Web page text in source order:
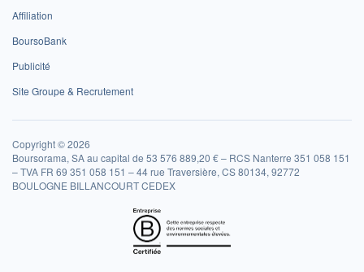
Affiliation
BoursoBank
Publicité
Site Groupe & Recrutement
Copyright © 2026
Boursorama, SA au capital de 53 576 889,20 € – RCS Nanterre 351 058 151
– TVA FR 69 351 058 151 – 44 rue Traversière, CS 80134, 92772
BOULOGNE BILLANCOURT CEDEX